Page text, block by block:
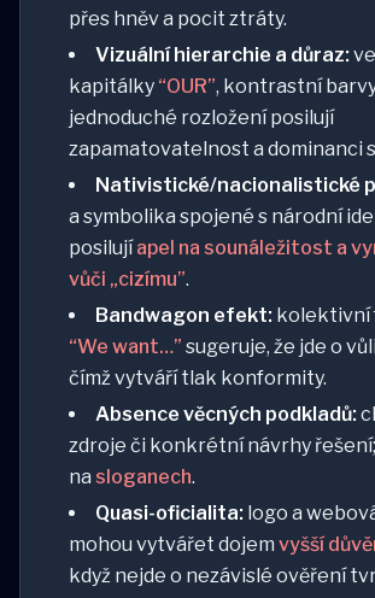
přes hněv a pocit ztráty.
Vizuální hierarchie a důraz:
kapitálky “OUR”, kontrastní
jednoduché rozložení posilují
zapamatovatelnost a dominanci
Nativistické/nacionalistické
a symbolika spojené s národní
posilujíapel na sounáležitost a
vůči „cizímu”.
Bandwagon efekt: kolektivní
“We want…” sugeruje, že jde o
čímž vytváří tlak konformity.
Absence věcných podkladů:
zdroje či konkrétní návrhy
na sloganech.
Quasi-oficialita: logo a
mohou vytvářet dojem vyšší
když nejde o nezávislé ověření